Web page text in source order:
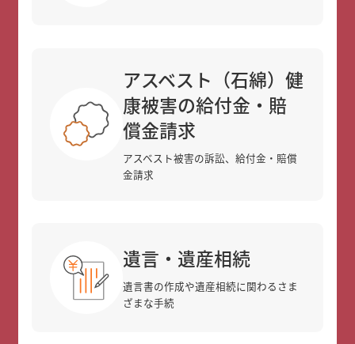
アスベスト（石綿）健
康被害の給付金・賠
償金請求
アスベスト被害の訴訟、給付金・賠償
金請求
遺言・遺産相続
遺言書の作成や遺産相続に関わるさま
ざまな手続